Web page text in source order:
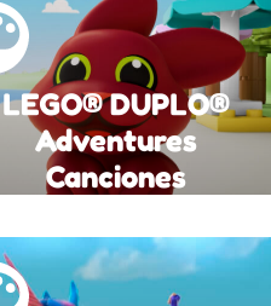
LEGO® DUPLO®
Adventures
Canciones